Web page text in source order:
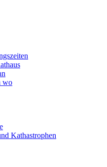
wo
Kathastrophen